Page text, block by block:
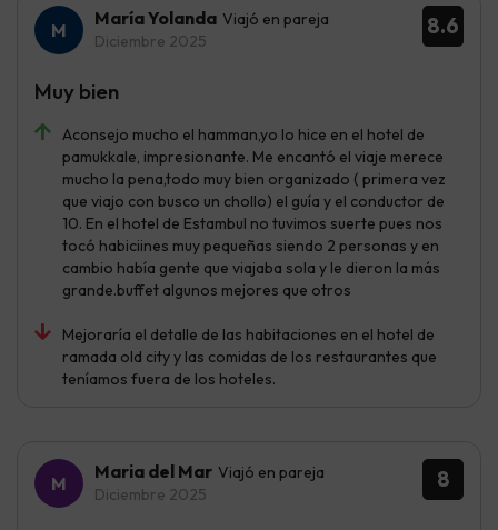
8.6
María Yolanda Viajó en pareja
Diciembre 2025
Aconsejo mucho el hamman,yo lo hice en el hotel de
pamukkale, impresionante. Me encantó el viaje merece
mucho la pena,todo muy bien organizado ( primera vez
que viajo con busco un chollo) el guía y el conductor de
10. En el hotel de Estambul no tuvimos suerte pues nos
tocó habiciines muy pequeñas siendo 2 personas y en
cambio había gente que viajaba sola y le dieron la más
grande.buffet algunos mejores que otros
Mejoraría el detalle de las habitaciones en el hotel de
ramada old city y las comidas de los restaurantes que
teníamos fuera de los hoteles.
Muy bien
8
Maria del Mar Viajó en pareja
Diciembre 2025